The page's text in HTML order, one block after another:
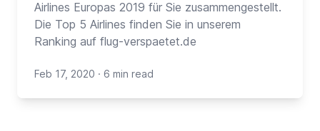
Airlines Europas 2019 für Sie zusammengestellt.
Die Top 5 Airlines finden Sie in unserem
Ranking auf flug-verspaetet.de
Feb 17, 2020 · 6 min read